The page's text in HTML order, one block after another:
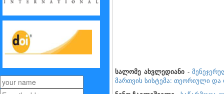
სალომე ახვლედიანი-
მართვის სისტემა: თეორიული